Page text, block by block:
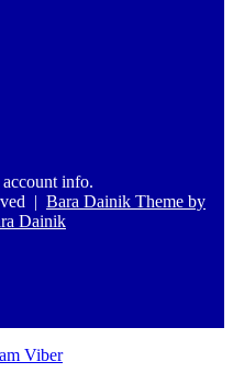
info.
| Bara Dainik Theme by
Dainik
Viber